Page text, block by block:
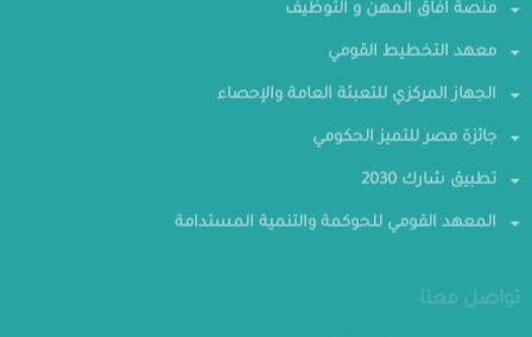
منصة افاق المهن و التوظيف
معهد التخطيط القومي
الجهاز المركزي للتعبئة العامة والإحصاء
جائزة مصر للتميز الحكومي
تطبيق شارك 2030
المعهد القومي للحوكمة والتنمية المستدامة